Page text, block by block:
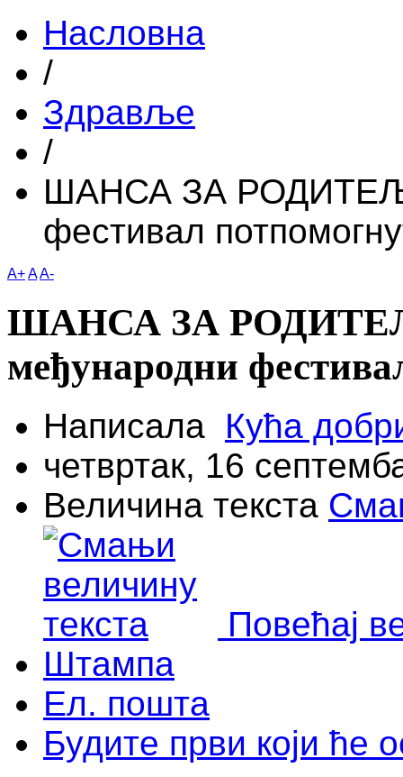
Насловна
/
Здравље
/
ШАНСА ЗА
фестивал
A+AA-
ШАНСА ЗА
међународни
Написала Кућа
четвртак, 16
Величина текста
Повећај
Штампа
Ел. пошта
Будите први који ће